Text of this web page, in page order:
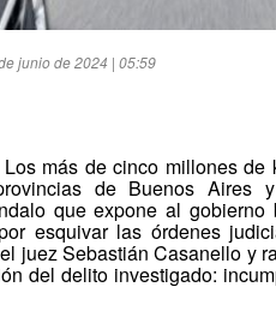
junio de 2024 | 05:59
más de cinco millones
de Buenos Aires
que expone al
esquivar las órdenes
juez Sebastián Casanello y
del delito investigado: